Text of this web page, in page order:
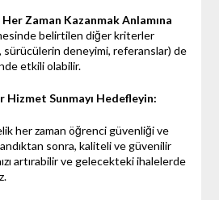
Zaman Kazanmak Anlamına
belirtilen diğer kriterler
sürücülerin deneyimi, referanslar) de
etkili olabilir.
Hizmet Sunmayı Hedefleyin:
her zaman öğrenci güvenliği ve
sonra, kaliteli ve güvenilir
artırabilir ve gelecekteki ihalelerde